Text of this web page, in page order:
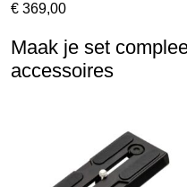
€ 369,00
Maak je set
accessoires